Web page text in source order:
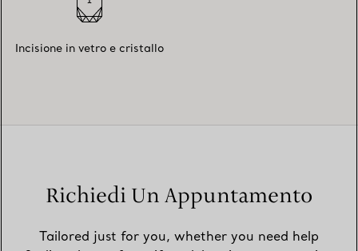
Incisione in vetro e cristallo
Richiedi Un Appuntamento
Tailored just for you, whether you need help